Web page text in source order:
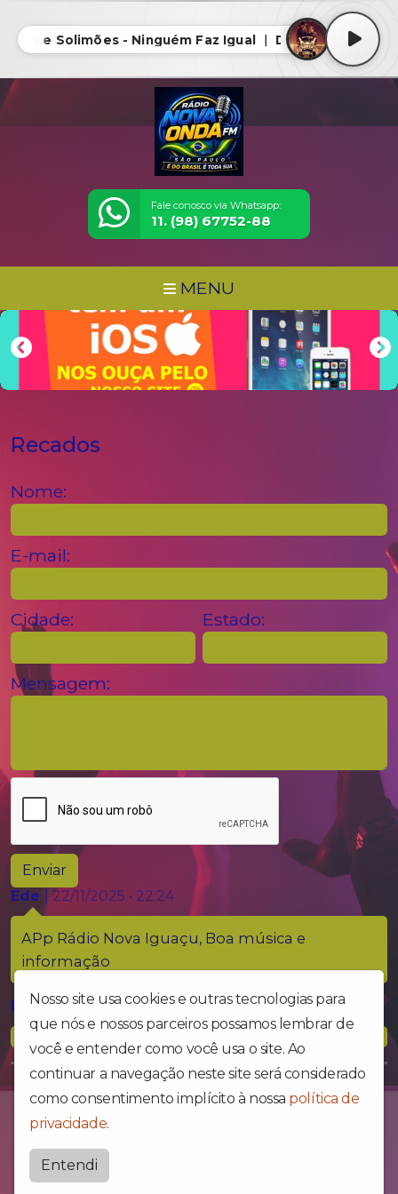
e Solimões - Ninguém Faz Igual ｜ DVD A História
Fale conosco via Whatsapp:
11. (98) 67752-88
MENU
Recados
Nome:
E-mail:
Cidade: Estado:
Mensagem:
Enviar
Ede | 22/11/2025 • 22:24
APp Rádio Nova Iguaçu, Boa música e
informação
Fabio| 01/08/2025 • 12:33
Nosso site usa cookies e outras tecnologias para
que nós e nossos parceiros possamos lembrar de
você e entender como você usa o site. Ao
continuar a navegação neste site será considerado
como consentimento implícito à nossa política de
privacidade.
Entendi